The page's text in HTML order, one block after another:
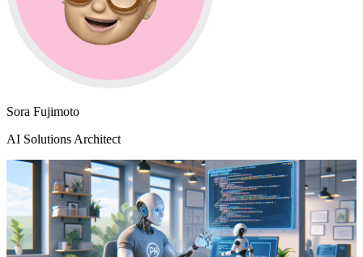
Sora Fujimoto
AI Solutions Architect